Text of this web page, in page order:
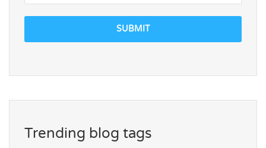
SUBMIT
Trending blog tags